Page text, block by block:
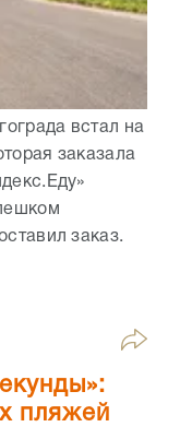
встал на
заказала
заказ.
пляжей